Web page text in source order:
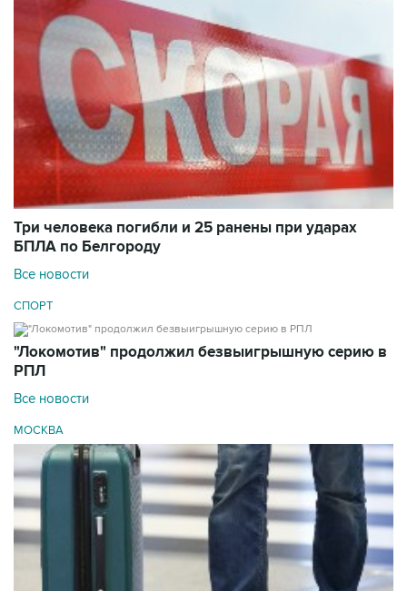
Три человека погибли и 25 ранены при ударах
БПЛА по Белгороду
Все новости
СПОРТ
"Локомотив" продолжил безвыигрышную серию в
РПЛ
Все новости
МОСКВА